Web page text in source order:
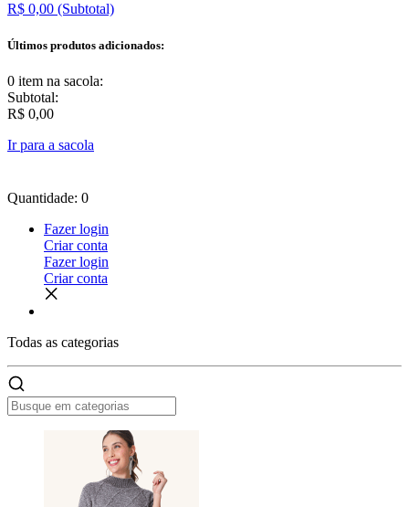
R$ 0,00 (Subtotal)
Últimos produtos adicionados:
0 item na sacola:
Subtotal:
R$ 0,00
Ir para a sacola
Quantidade: 0
Fazer login
Criar conta
Fazer login
Criar conta
Todas as categorias